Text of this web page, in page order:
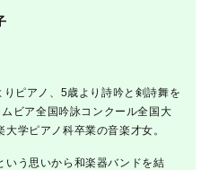
ピアノ、5歳より詩吟と剣詩舞を
ビア全国吟詠コンクール全国大
学ピアノ科卒業の音楽才女。
いう思いから和楽器バンドを結